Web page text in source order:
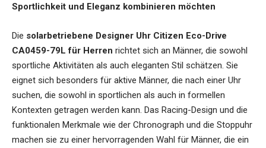
Sportlichkeit und Eleganz kombinieren möchten
Die solarbetriebene Designer Uhr Citizen Eco-Drive
CA0459-79L für Herren richtet sich an Männer, die sowohl
sportliche Aktivitäten als auch eleganten Stil schätzen. Sie
eignet sich besonders für aktive Männer, die nach einer Uhr
suchen, die sowohl in sportlichen als auch in formellen
Kontexten getragen werden kann. Das Racing-Design und die
funktionalen Merkmale wie der Chronograph und die Stoppuhr
machen sie zu einer hervorragenden Wahl für Männer, die ein